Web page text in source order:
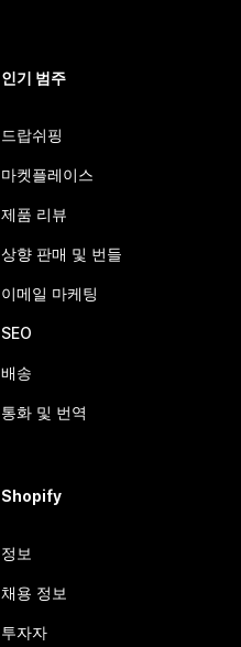
인기 범주
드랍쉬핑
마켓플레이스
제품 리뷰
상향 판매 및 번들
이메일 마케팅
SEO
배송
통화 및 번역
Shopify
정보
채용 정보
투자자